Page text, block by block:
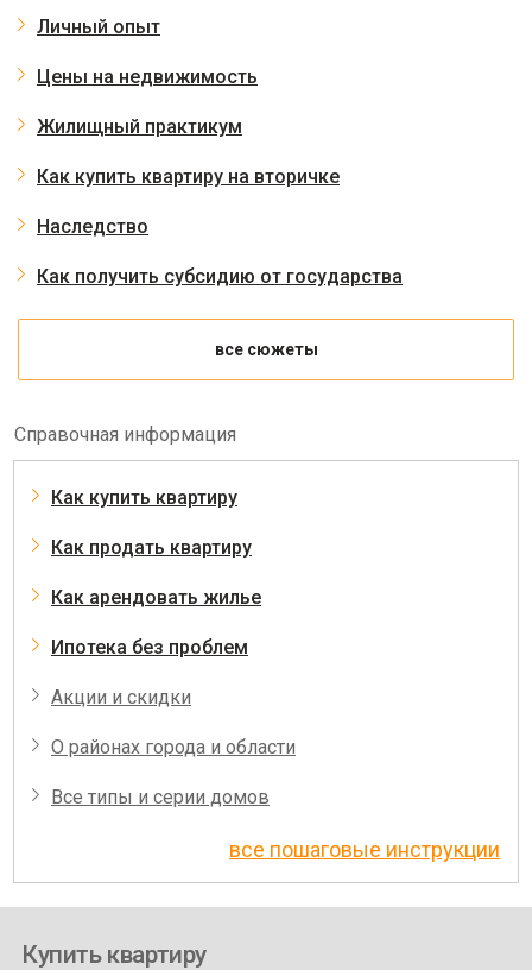
Личный опыт
Цены на недвижимость
Жилищный практикум
Как купить квартиру на вторичке
Наследство
Как получить субсидию от государства
все сюжеты
Справочная информация
Как купить квартиру
Как продать квартиру
Как арендовать жилье
Ипотека без проблем
Акции и скидки
О районах города и области
Все типы и серии домов
все пошаговые инструкции
Купить квартиру